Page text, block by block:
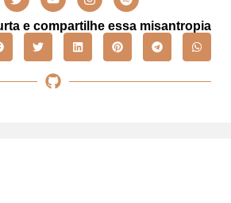
e compartilhe essa misantropia